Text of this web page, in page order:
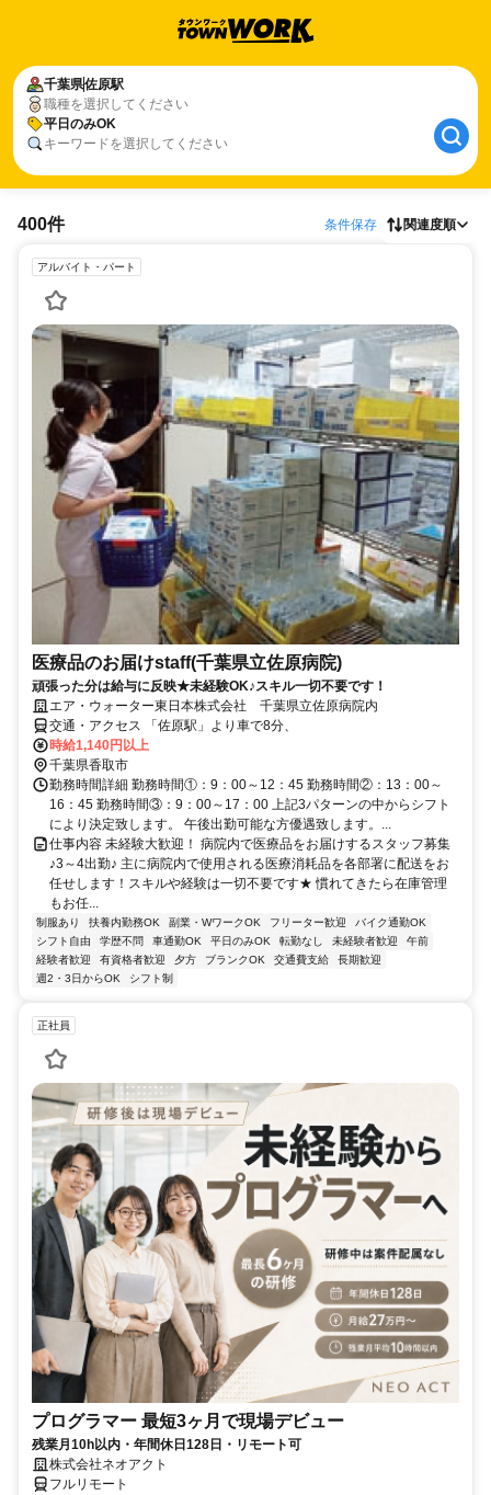
千葉県佐原駅
職種を選択してください
平日のみOK
キーワードを選択してください
400件 条件保存 関連度順
アルバイト・パート
医療品のお届けstaff(千葉県立佐原病院)
頑張った分は給与に反映★未経験OK♪スキル一切不要です！
エア・ウォーター東日本株式会社 千葉県立佐原病院内
交通・アクセス 「佐原駅」より車で8分、
時給1,140円以上
千葉県香取市
勤務時間詳細 勤務時間①：9：00～12：45 勤務時間②：13：00～
16：45 勤務時間③：9：00～17：00 上記3パターンの中からシフト
により決定致します。 午後出勤可能な方優遇致します。...
仕事内容 未経験大歓迎！ 病院内で医療品をお届けするスタッフ募集
♪3～4出勤♪ 主に病院内で使用される医療消耗品を各部署に配送をお
任せします！スキルや経験は一切不要です★ 慣れてきたら在庫管理
もお任...
制服あり 扶養内勤務OK 副業・WワークOK フリーター歓迎
バイク通勤OK
シフト自由
学歴不問 車通勤OK 平日のみOK 転勤なし 未経験者歓迎
午前
経験者歓迎
有資格者歓迎 夕方 ブランクOK 交通費支給
長期歓迎
週2・3日からOK
シフト制
正社員
プログラマー 最短3ヶ月で現場デビュー
残業月10h以内・年間休日128日・リモート可
株式会社ネオアクト
フルリモート